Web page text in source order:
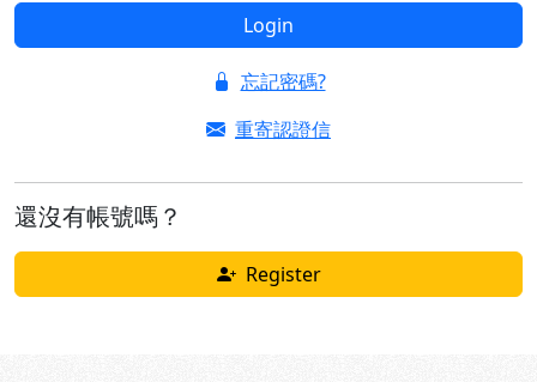
Login
忘記密碼?
重寄認證信
還沒有帳號嗎？
Register